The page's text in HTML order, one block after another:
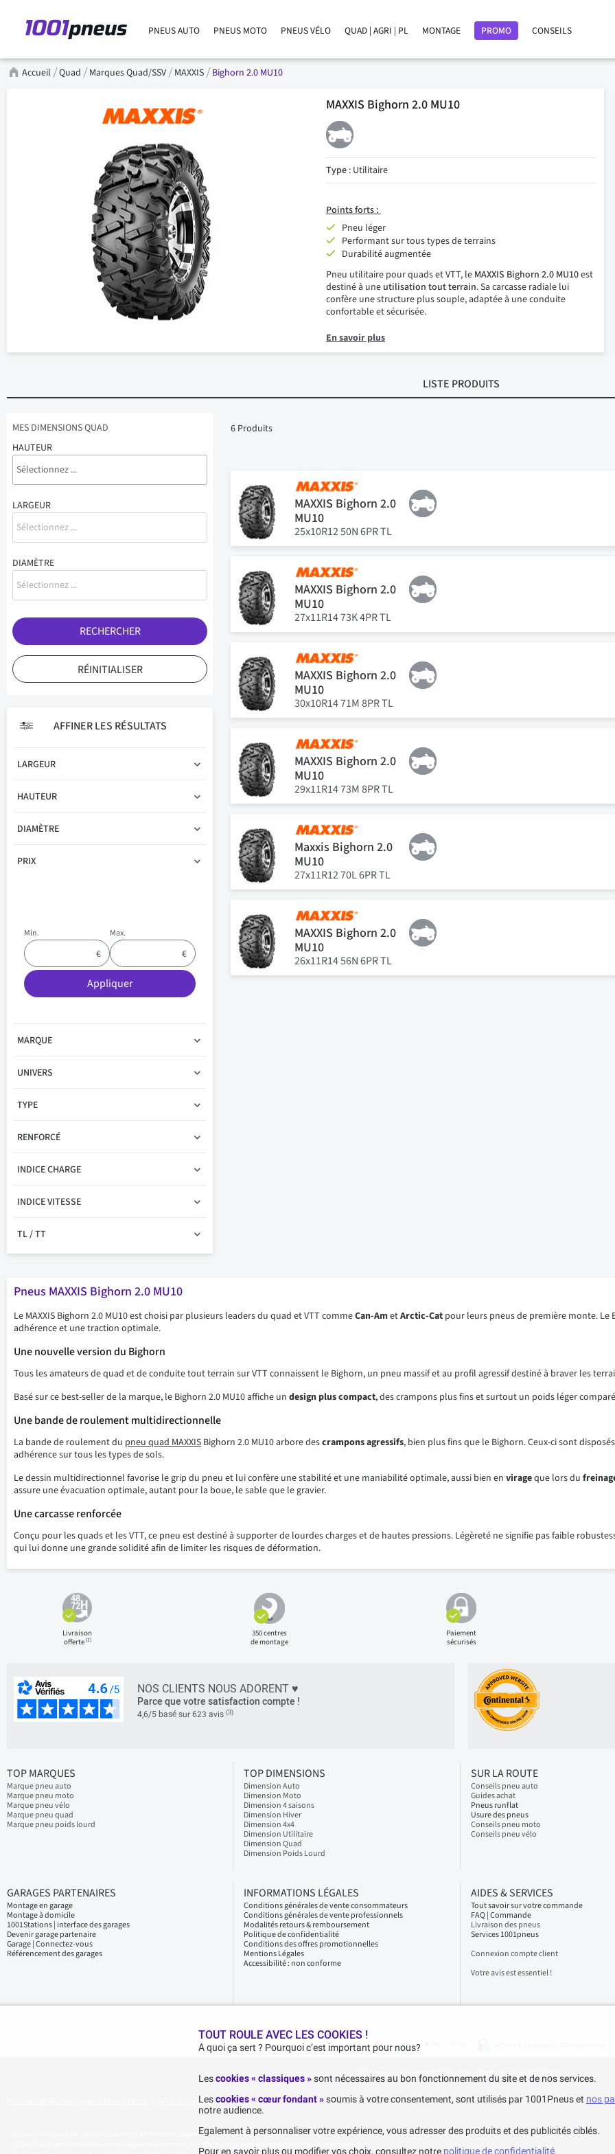
PNEUS AUTO PNEUS MOTO PNEUS VÉLO QUAD | AGRI | PL MONTAGE PROMO CONSEILS
Accueil Quad Marques Quad/SSV MAXXIS Bighorn 2.0 MU10
MAXXIS Bighorn 2.0 MU10
Type: Utilitaire
Points forts :
Pneu léger
Performant sur tous types de terrains
Durabilité augmentée
Pneu utilitaire pour quads et VTT, le MAXXIS Bighorn 2.0 MU10est
destiné à une utilisation tout terrain. Sa carcasse radiale lui
confère une structure plus souple, adaptée à une conduite
confortable et sécurisée.
En savoir plus
LISTE PRODUITS
6 Produits
MAXXIS Bighorn 2.0
MU10
25x10R12 50N 6PR TL
MAXXIS Bighorn 2.0
MU10
27x11R14 73K 4PR TL
MAXXIS Bighorn 2.0
MU10
30x10R14 71M 8PR TL
MAXXIS Bighorn 2.0
MU10
29x11R14 73M 8PR TL
Maxxis Bighorn 2.0
MU10
27x11R12 70L 6PR TL
MAXXIS Bighorn 2.0
MU10
26x11R14 56N 6PR TL
MES DIMENSIONS QUAD
HAUTEUR
LARGEUR
DIAMÈTRE
RÉINITIALISER
RECHERCHER
AFFINER LES RÉSULTATS
LARGEUR
HAUTEUR
DIAMÈTRE
PRIX
Min. Max.
Appliquer
MARQUE
UNIVERS
TYPE
RENFORCÉ
INDICE CHARGE
INDICE VITESSE
TL / TT
Pneus MAXXIS Bighorn 2.0 MU10
Le MAXXIS Bighorn 2.0 MU10 est choisi par plusieurs leaders du quad et VTT commeCan-AmetArctic-Cat pour leurs pneus de première monte. Le
adhérence et une traction optimale.
Une nouvelle version du Bighorn
Tous les amateurs de quad et de conduite tout terrain sur VTT connaissent le Bighorn, un pneu massif et au profil agressif destiné à braver les
Basé sur ce best-seller de la marque, le Bighorn 2.0 MU10 affiche un design plus compact, des crampons plus fins et surtout un poids léger
Une bande de roulement multidirectionnelle
La bande de roulement du pneu quad MAXXIS Bighorn 2.0 MU10 arbore descrampons agressifs, bien plus fins que le Bighorn. Ceux-ci sont
adhérence sur tous les types de sols.
Le dessin multidirectionnel favorise le grip du pneu et lui confère une stabilité et une maniabilité optimale, aussi bien en virageque lors du
assure une évacuation optimale, autant pour la boue, le sable que le gravier.
Une carcasse renforcée
Conçu pour les quads et les VTT, ce pneu est destiné à supporter de lourdes charges et de hautes pressions. Légèreté ne signifie pas faible
qui lui donne une grande solidité afin de limiter les risques de déformation.
Livraison
offerte(1)
350 centres
de montage
Paiement
sécurisés
NOS CLIENTS NOUS ADORENT ♥
Parce que votre satisfaction compte !
4,6/5 basé sur 623 avis (3)
TOP MARQUES
Marque pneu auto
Marque pneu moto
Marque pneu vélo
Marque pneu quad
Marque pneu poids lourd
TOP DIMENSIONS
Dimension Auto
Dimension Moto
Dimension 4 saisons
Dimension Hiver
Dimension 4x4
Dimension Utilitaire
Dimension Quad
Dimension Poids Lourd
SUR LA ROUTE
Conseils pneu auto
Guides achat
Pneus runflat
Usure des pneus
Conseils pneu moto
Conseils pneu vélo
GARAGES PARTENAIRES
Montage en garage
Montage à domicile
1001Stations | interface des garages
Devenir garage partenaire
Garage | Connectez-vous
Référencement des garages
INFORMATIONS LÉGALES
Conditions générales de vente consommateurs
Conditions générales de vente professionnels
Modalités retours & remboursement
Politique de confidentialité
Conditions des offres promotionnelles
Mentions Légales
Accessibilité : non conforme
AIDES & SERVICES
Tout savoir sur votre commande
FAQ | Commande
Livraison des pneus
Services 1001pneus
Connexion compte client
Votre avis est essentiel !
1001pneus - Copyright 2026 - Tous droits réservés 1001Pneus
Gérer mes cookies
Livraison gratuite : pour tout achat d'un montant supérieur ou égal à 70€ TTC (en-dessous de 70€ TTC, les frais de livraison sont de 7,90€ TTC).
TOUT ROULE AVEC LES COOKIES !
A quoi ça sert ? Pourquoi c’est important pour nous?
Lescookies « classiques »sont nécessaires au bon fonctionnement du site et de nos services.
Lescookies « cœur fondant » soumis à votre consentement, sont utilisés par 1001Pneus et nos
notre audience.
Egalement à personnaliser votre expérience, vous adresser des produits et des publicités ciblés.
Pour en savoir plus ou modifier vos choix, consultez notre politique de confidentialité.